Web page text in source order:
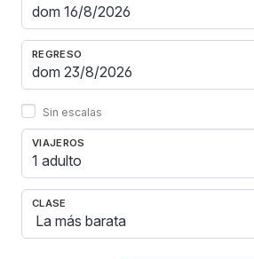
REGRESO
Sin escalas
VIAJEROS
1 adulto
CLASE